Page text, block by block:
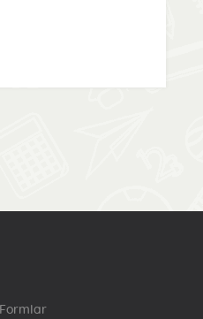
Formlar